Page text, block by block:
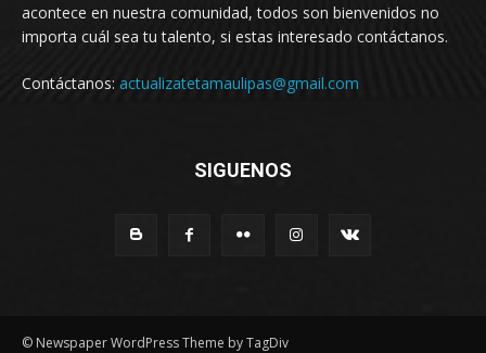
acontece en nuestra comunidad, todos son bienvenidos no
importa cuál sea tu talento, si estas interesado contáctanos.
Contáctanos: actualizatetamaulipas@gmail.com
SIGUENOS
© Newspaper WordPress Theme by TagDiv